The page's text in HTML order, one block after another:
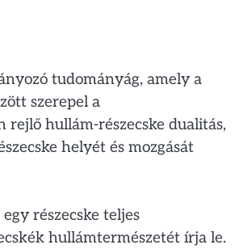
tudományág, amely a
szerepel a
hullám-részecske dualitás,
helyét és mozgását
részecske teljes
hullámtermészetét írja le.